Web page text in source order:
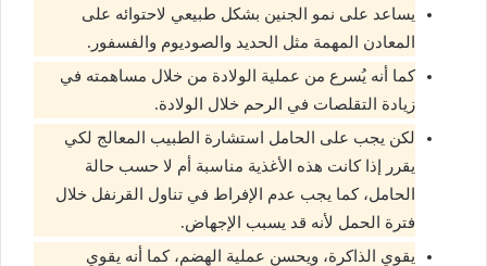
يساعد على نمو الجنين بشكل طبيعي لاحتوائه على
المعادن المهمة مثل الحديد والصوديوم والفسفور.
كما أنه يُسرع من عملية الولادة من خلال مساهمته في
زيادة التقلصات في الرحم خلال الولادة.
لكن يجب على الحامل استشارة الطبيب المعالج لكي
يقرر إذا كانت هذه الأغذية مناسبة أم لا حسب حالة
الحامل، كما يجب عدم الإفراط في تناول القرنفل خلال
فترة الحمل لأنه قد يسبب الإجهاض.
يقوي الذاكرة، ويحسن عملية الهضم، كما أنه يقوي